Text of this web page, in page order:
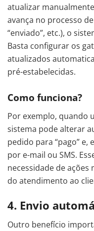
atualizar
avança no processo
“enviado”, etc.), o
Basta configurar os
atualizados
pré-estabelecidas.
Como funciona?
Por exemplo, quando
sistema pode alterar
pedido para “pago”
por e-mail ou SMS.
necessidade de ações
do atendimento ao
4. Envio
Outro benefício